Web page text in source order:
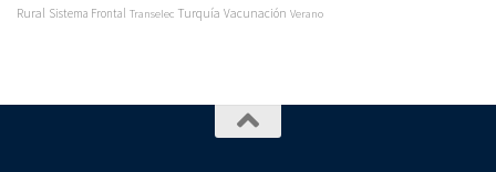
Rural Sistema Frontal Transelec Turquía Vacunación Verano